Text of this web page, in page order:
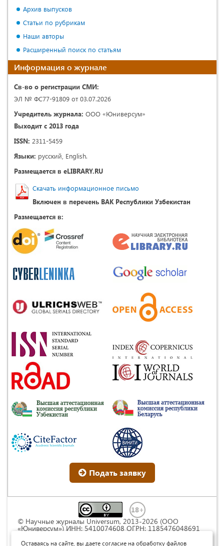
Архив выпусков
Статьи по рубрикам
Наши авторы
Расширенный поиск по статьям
Информация о журнале
Св-во о регистрации СМИ:
ЭЛ № ФС77-91809 от 03.07.2026
Учредитель журнала: ООО «Юниверсум»
Выходит с 2013 года
ISSN: 2311-5459
Языки: русский, English.
Размещается в eLIBRARY.RU
Скачать информационное письмо
Включен в перечень ВАК Республики Узбекистан
Размещается в:
Подать заявку
© Научные журналы Universum, 2013-2026 (ООО
«Юниверсум») ИНН: 5410074608 ОГРН: 1185476048691
Commons « Attribution» («Атрибуция») 4.0
Оставаясь на сайте, вы даете согласие на обработку файлов